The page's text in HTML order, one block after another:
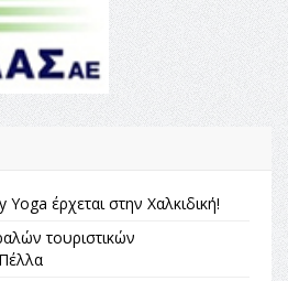
έρχεται στην Χαλκιδική!
τουριστικών